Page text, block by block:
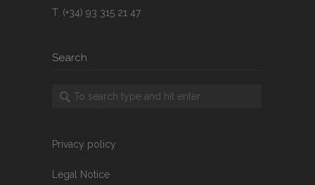
T. (+34) 93 315 21 47
Search
Privacy policy
Legal Notice